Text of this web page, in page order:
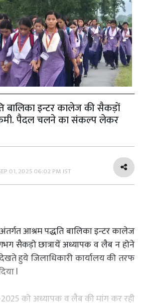
बालिका इन्टर कालेज की सैकड़ों
पैदल चलने का संकल्प लेकर
01, 2025 06:02 PM IST
आश्रम पद्धति बालिका इन्टर कालेज
सैकड़ो छात्रायें अध्यापक व लैब न होने
हुये जिलाधिकारी कार्यालय की तरफ
l
को अध्यापक व लैब की मांग कर रही